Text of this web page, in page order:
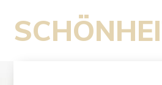
Inhalt
springen